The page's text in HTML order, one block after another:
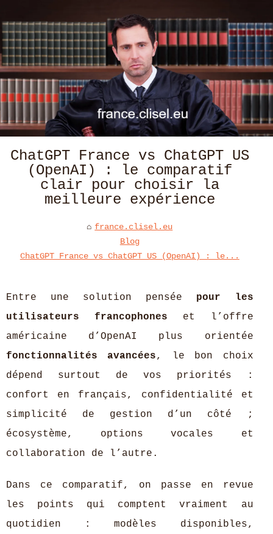
ChatGPT France vs ChatGPT US
(OpenAI) : le comparatif
clair pour choisir la
meilleure expérience
france.clisel.eu
Blog
ChatGPT France vs ChatGPT US (OpenAI) : le...
Entre une solution pensée pour les
utilisateurs francophones et l’offre
américaine d’OpenAI plus orientée
fonctionnalités avancées, le bon choix
dépend surtout de vos priorités :
confort en français, confidentialité et
simplicité de gestion d’un côté ;
écosystème, options vocales et
collaboration de l’autre.
Dans ce comparatif, on passe en revue
les points qui comptent vraiment au
quotidien : modèles disponibles,